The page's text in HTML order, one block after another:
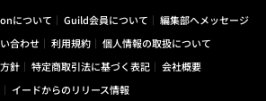
について Guild会員について
編集部へメッセージ
合わせ
利用規約
個人情報の取扱について
針
特定商取引法に基づく表記
会社概要
イードからのリリース情報